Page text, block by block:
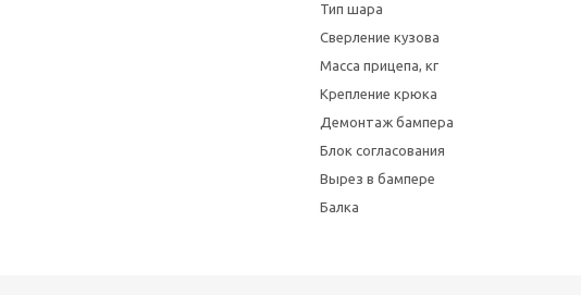
Тип шара
Сверление кузова
Масса прицепа, кг
Крепление крюка
Демонтаж бампера
Блок согласования
Вырез в бампере
Балка